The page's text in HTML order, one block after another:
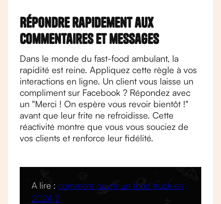
Répondre rapidement aux
commentaires et messages
Dans le monde du fast-food ambulant, la
rapidité est reine. Appliquez cette règle à vos
interactions en ligne. Un client vous laisse un
compliment sur Facebook ? Répondez avec
un "Merci ! On espère vous revoir bientôt !"
avant que leur frite ne refroidisse. Cette
réactivité montre que vous vous souciez de
vos clients et renforce leur fidélité.
A lire : comment ouvrir un food truck en
2024 ?